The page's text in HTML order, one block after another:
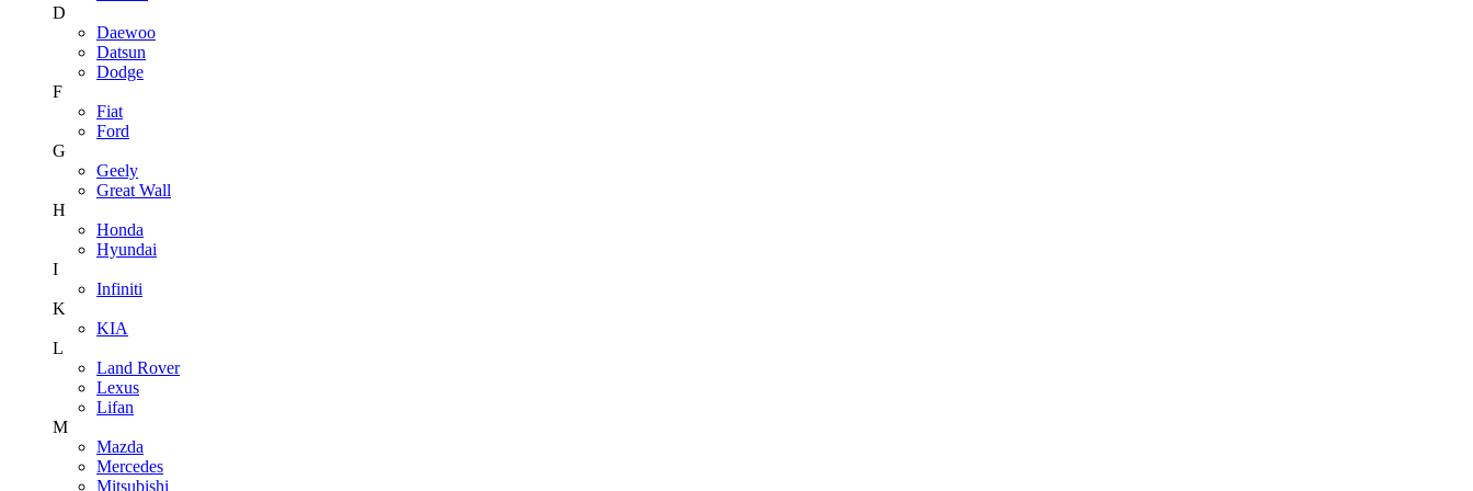
D
Daewoo
Datsun
Dodge
F
Fiat
Ford
G
Geely
Great Wall
H
Honda
Hyundai
I
Infiniti
K
KIA
L
Land Rover
Lexus
Lifan
M
Mazda
Mercedes
Mitsubishi